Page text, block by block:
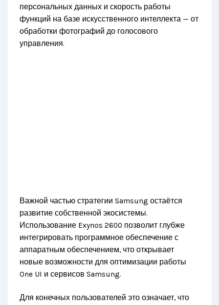
персональных данных и скорость работы
функций на базе искусственного интеллекта — от
обработки фотографий до голосового
управления.
Важной частью стратегии Samsung остаётся
развитие собственной экосистемы.
Использование Exynos 2600 позволит глубже
интегрировать программное обеспечение с
аппаратным обеспечением, что открывает
новые возможности для оптимизации работы
One UI и сервисов Samsung.
Для конечных пользователей это означает, что